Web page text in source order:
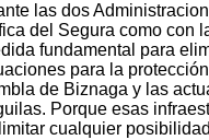
las dos
del Segura como con
fundamental para
para la
de Biznaga y las
Porque esas
cualquier